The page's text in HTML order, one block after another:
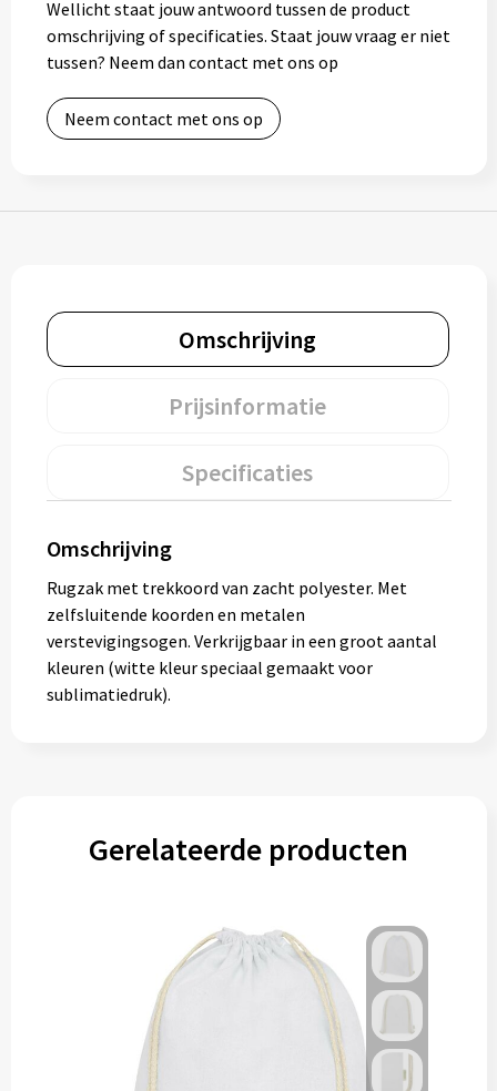
Lunchboxen
Snoep
Muntjes
Klassieke paraplu's
Opvouwbare paraplu's
Technologie
Vrije tijd
Gereedschap
Persoonlijke verzorging
Wellicht staat jouw antwoord tussen de product
omschrijving of specificaties. Staat jouw vraag er niet
tussen? Neem dan contact met ons op
Neem contact met ons op
Omschrijving
Prijsinformatie
Specificaties
Omschrijving
Rugzak met trekkoord van zacht polyester. Met
zelfsluitende koorden en metalen
verstevigingsogen. Verkrijgbaar in een groot aantal
kleuren (witte kleur speciaal gemaakt voor
sublimatiedruk).
Gerelateerde producten